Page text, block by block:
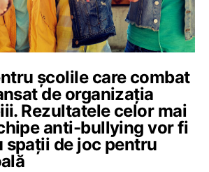
școlile care combat
de organizația
Rezultatele celor mai
anti-bullying vor fi
spații de joc pentru